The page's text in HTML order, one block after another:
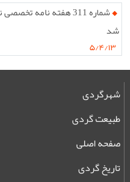
شماره 311 هفته نامه
شد
۵/۴/۱۳
شهرگردی
طبیعت گردی
صفحه اصلی
تاریخ گردی